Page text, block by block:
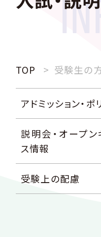
TOP 受験生の
アドミッション・ポ
説明会・オープン
ス情報
受験上の配慮